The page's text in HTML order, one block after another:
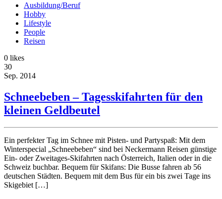
Ausbildung/Beruf
Hobby
Lifestyle
People
Reisen
0 likes
30
Sep. 2014
Schneebeben – Tagesskifahrten für den
kleinen Geldbeutel
Ein perfekter Tag im Schnee mit Pisten- und Partyspaß: Mit dem
Winterspecial „Schneebeben“ sind bei Neckermann Reisen günstige
Ein- oder Zweitages-Skifahrten nach Österreich, Italien oder in die
Schweiz buchbar. Bequem für Skifans: Die Busse fahren ab 56
deutschen Städten. Bequem mit dem Bus für ein bis zwei Tage ins
Skigebiet […]